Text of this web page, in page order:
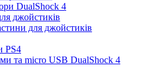
DualShock 4
джойстиків
для джойстиків
PS4
та micro USB DualShock 4